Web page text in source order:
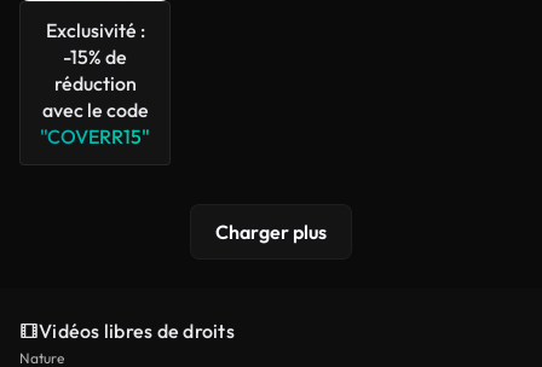
Exclusivité :
-15% de
réduction
avec le code
"COVERR15"
Charger plus
Vidéos libres de droits
Nature